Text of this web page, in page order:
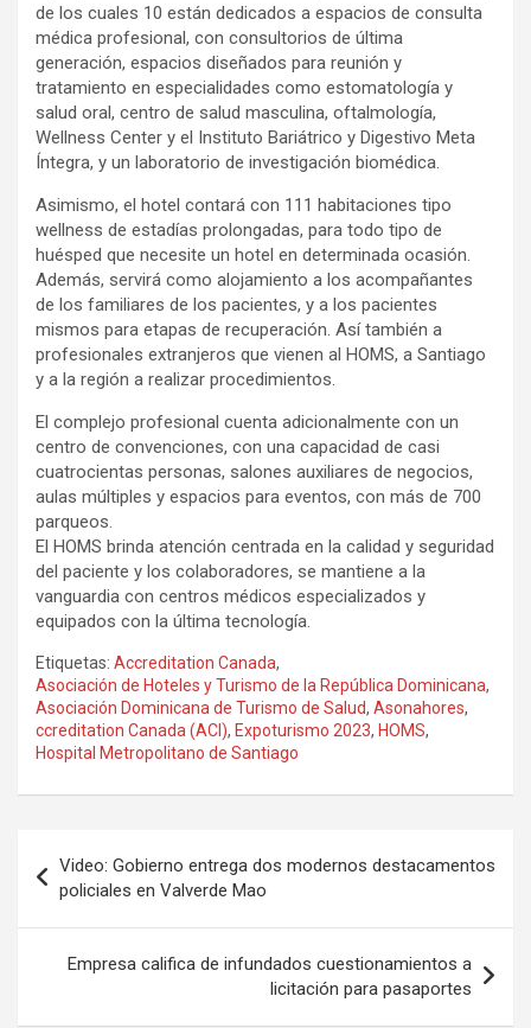
de los cuales 10 están dedicados a espacios de consulta
médica profesional, con consultorios de última
generación, espacios diseñados para reunión y
tratamiento en especialidades como estomatología y
salud oral, centro de salud masculina, oftalmología,
Wellness Center y el Instituto Bariátrico y Digestivo Meta
Íntegra, y un laboratorio de investigación biomédica.
Asimismo, el hotel contará con 111 habitaciones tipo
wellness de estadías prolongadas, para todo tipo de
huésped que necesite un hotel en determinada ocasión.
Además, servirá como alojamiento a los acompañantes
de los familiares de los pacientes, y a los pacientes
mismos para etapas de recuperación. Así también a
profesionales extranjeros que vienen al HOMS, a Santiago
y a la región a realizar procedimientos.
El complejo profesional cuenta adicionalmente con un
centro de convenciones, con una capacidad de casi
cuatrocientas personas, salones auxiliares de negocios,
aulas múltiples y espacios para eventos, con más de 700
parqueos.
El HOMS brinda atención centrada en la calidad y seguridad
del paciente y los colaboradores, se mantiene a la
vanguardia con centros médicos especializados y
equipados con la última tecnología.
Etiquetas: Accreditation Canada,
Asociación de Hoteles y Turismo de la República Dominicana,
Asociación Dominicana de Turismo de Salud, Asonahores,
ccreditation Canada (ACI), Expoturismo 2023, HOMS,
Hospital Metropolitano de Santiago
de
entradas
Video: Gobierno entrega dos modernos destacamentos
policiales en Valverde Mao
Empresa califica de infundados cuestionamientos a
licitación para pasaportes